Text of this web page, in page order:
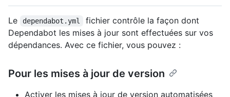
Le dependabot.yml
fichier contrôle la façon dont
Dependabot les mises à jour sont effectuées sur vos
dépendances. Avec ce fichier, vous pouvez :
Pour les mises à jour de version
Activer les mises à jour de version automatisées